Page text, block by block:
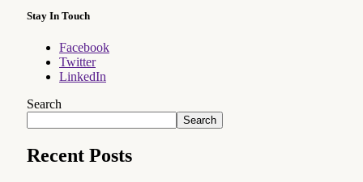
Stay In Touch
Facebook
Twitter
LinkedIn
Search
Search
Recent Posts